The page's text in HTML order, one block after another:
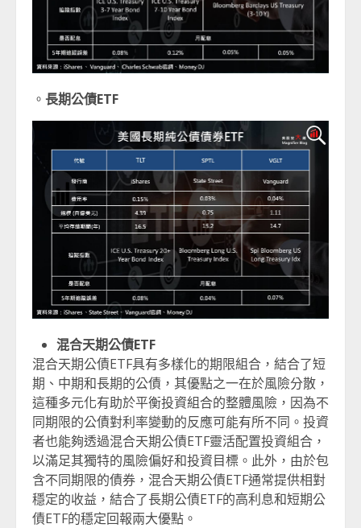
。 長期公債ETF
混合天期公債ETF
混合天期公債ETF具有多樣化的期限組合，結合了短
期、中期和長期的公債，其優點之一在於風險分散，
這種多元化有助於平衡投資組合的整體風險，因為不
同期限的公債對利率變動的反應可能有所不同。投資
者也能夠透過混合天期公債ETF靈活配置投資組合，
以滿足其獨特的風險偏好和投資目標。此外，由於包
含不同期限的債券，混合天期公債ETF通常提供相對
穩定的收益，結合了長期公債ETF的高利息和短期公
債ETF的穩定回報兩大優點。